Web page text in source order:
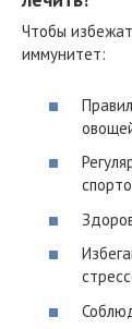
Чтобы
иммунитет: